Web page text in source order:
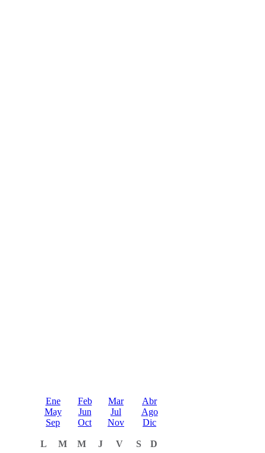
Ene Feb Mar
Abr
May
Jun Jul
Ago
Sep
Oct Nov Dic
L M M J V S
D